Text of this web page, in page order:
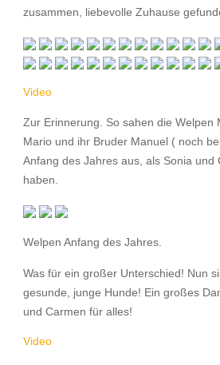
zusammen, liebevolle Zuhause
Video
Zur Erinnerung. So sahen die Welpen
Mario und ihr Bruder Manuel ( noch
Anfang des Jahres aus, als Sonia und
haben.
Welpen Anfang des Jahres.
Was für ein großer Unterschied! Nun
gesunde, junge Hunde! Ein großes
und Carmen für alles!
Video